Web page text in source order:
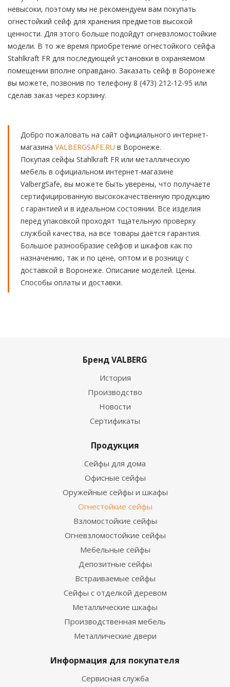
невысоки, поэтому мы не рекомендуем вам покупать
огнестойкий сейф для хранения предметов высокой
ценности. Для этого больше подойдут огневзломостойкие
модели. В то же время приобретение огнестойкого сейфа
Stahlkraft FR для последующей установки в охраняемом
помещении вполне оправдано. Заказать сейф в Воронеже
вы можете, позвонив по телефону 8 (473) 212-12-95 или
сделав заказ через корзину.
Добро пожаловать на сайт официального интернет-
магазина VALBERGSAFE.RU в Воронеже.
Покупая сейфы Stahlkraft FR или металлическую
мебель в официальном интернет-магазине
ValbergSafe, вы можете быть уверены, что получаете
сертифицированную высококачественную продукцию
с гарантией и в идеальном состоянии. Все изделия
перед упаковкой проходят тщательную проверку
службой качества, на все товары даётся гарантия.
Большое разнообразие сейфов и шкафов как по
назначению, так и по цене, оптом и в розницу с
доставкой в Воронеже. Описание моделей. Цены.
Способы оплаты и доставки.
Бренд VALBERG
История
Производство
Новости
Сертификаты
Продукция
Сейфы для дома
Офисные сейфы
Оружейные сейфы и шкафы
Огнестойкие сейфы
Взломостойкие сейфы
Огневзломостойкие сейфы
Мебельные сейфы
Депозитные сейфы
Встраиваемые сейфы
Сейфы с отделкой деревом
Металлические шкафы
Производственная мебель
Металлические двери
Информация для покупателя
Сервисная служба